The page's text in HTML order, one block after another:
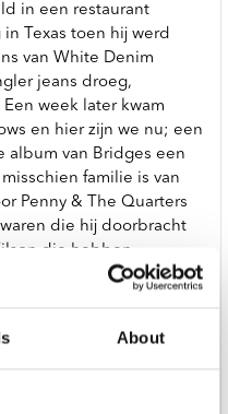
About
in een restaurant
Texas toen hij werd
van White Denim
jeans droeg,
week later kwam
en hier zijn we nu; een
album van Bridges een
familie is van
Penny & The Quarters
die hij doorbracht
die hebben
uit Atlanta,
en River zorgen er
je je in gedachten in de